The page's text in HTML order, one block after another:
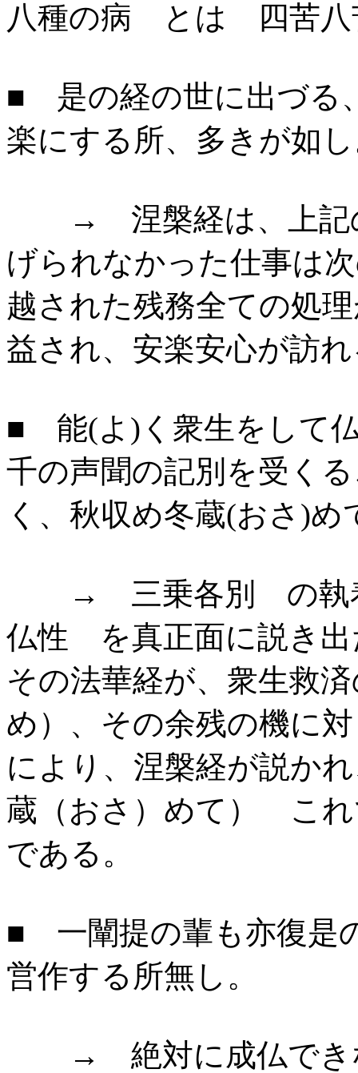
八種の病 とは 四苦
■ 是の経の世に出づる
楽にする所、多きが如
→ 涅槃経は、上記の
げられなかった仕事は
越された残務全ての処
益され、安楽安心が訪
■ 能(よ)く衆生をして
千の声聞の記別を受く
く、秋収め冬蔵(おさ)
→ 三乗各別 の執着
仏性 を真正面に説き出
その法華経が、衆生救
め）、その余残の機に
により、涅槃経が説か
蔵（おさ）めて） これ
である。
■ 一闡提の輩も亦復是
営作する所無し。
→ 絶対に成仏できな